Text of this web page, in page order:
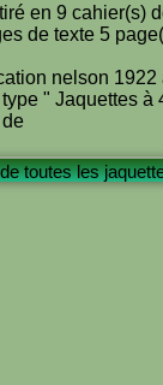
en 9 cahier(s)
de texte 5
nelson
" Jaquettes
de
toutes les